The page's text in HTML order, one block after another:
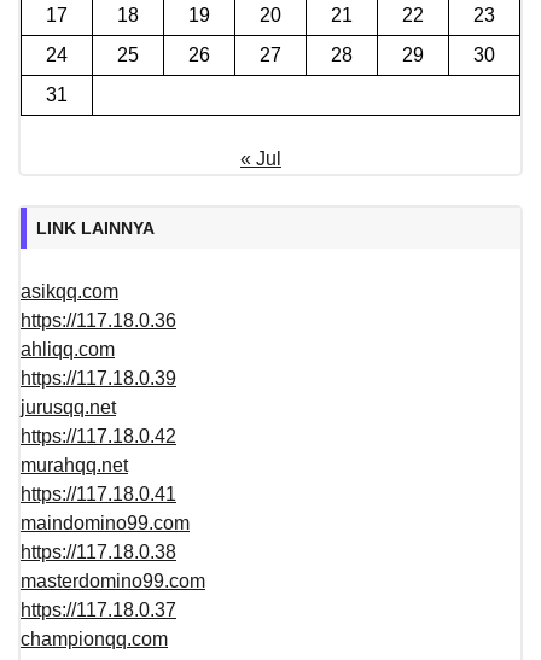
17
18 19 20 21 22
23
24
25 26 27 28 29
30
31
« Jul
LINK LAINNYA
asikqq.com
https://117.18.0.36
ahliqq.com
https://117.18.0.39
jurusqq.net
https://117.18.0.42
murahqq.net
https://117.18.0.41
maindomino99.com
https://117.18.0.38
masterdomino99.com
https://117.18.0.37
championqq.com